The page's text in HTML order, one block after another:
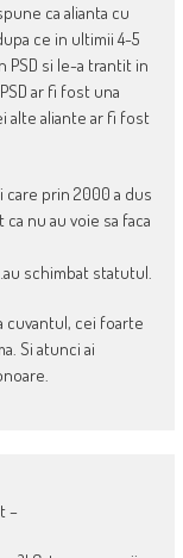
ca alianta cu
ce in ultimii 4-5
PSD si le-a trantit in
ar fi fost una
alte aliante ar fi fost
care prin 2000 a dus
nu au voie sa faca
schimbat statutul.
cuvantul, cei foarte
Si atunci ai
–